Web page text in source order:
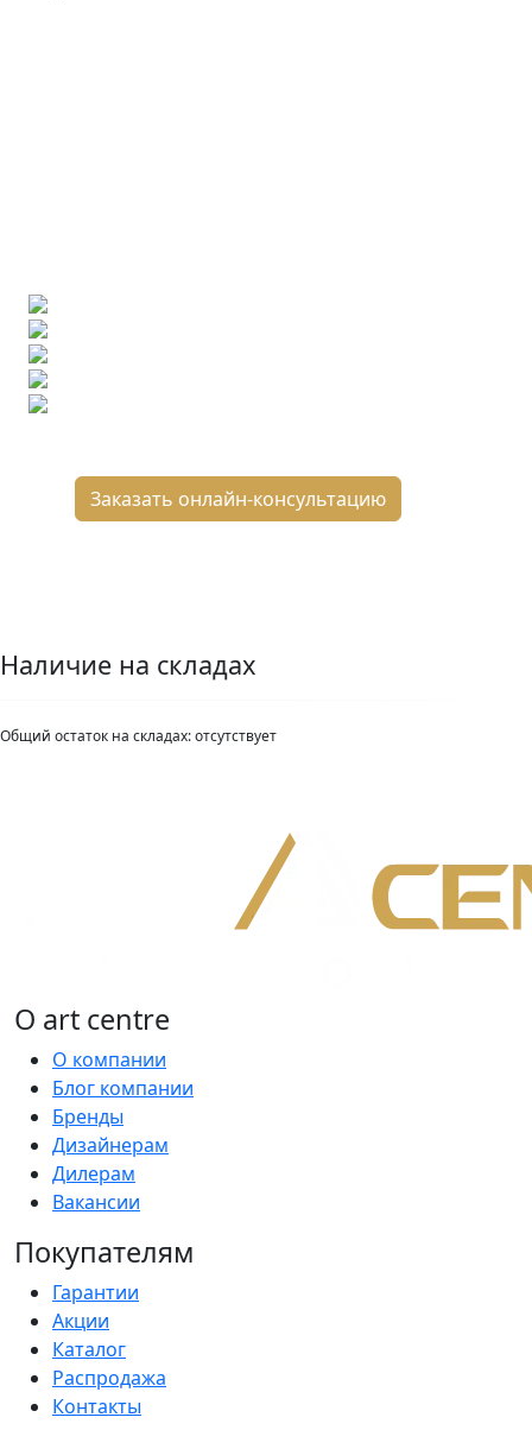
Заказать онлайн-консультацию
Наличие на складах
Общий остаток на складах:отсутствует
О art centre
О компании
Блог компании
Бренды
Дизайнерам
Дилерам
Вакансии
Покупателям
Гарантии
Акции
Каталог
Распродажа
Контакты